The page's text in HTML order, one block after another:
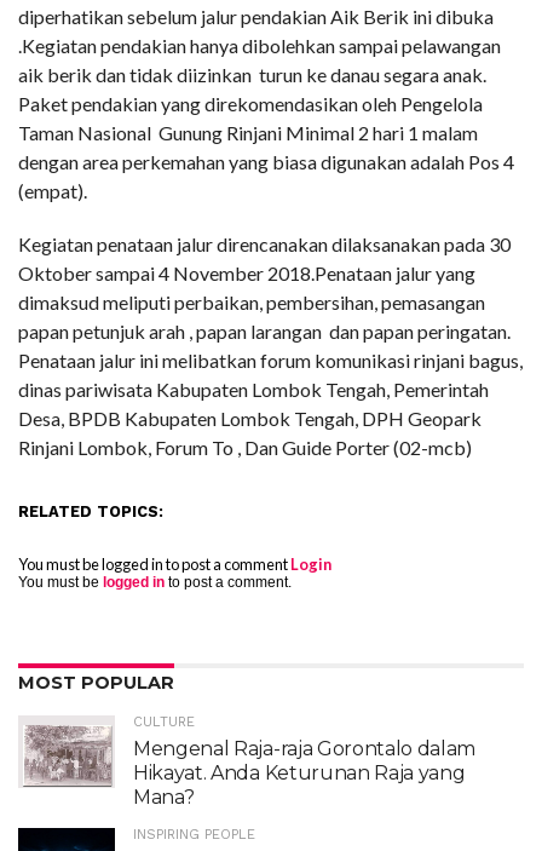
diperhatikan sebelum jalur pendakian Aik Berik ini dibuka
.Kegiatan pendakian hanya dibolehkan sampai pelawangan
aik berik dan tidak diizinkan turun ke danau segara anak.
Paket pendakian yang direkomendasikan oleh Pengelola
Taman Nasional Gunung Rinjani Minimal 2 hari 1 malam
dengan area perkemahan yang biasa digunakan adalah Pos 4
(empat).
Kegiatan penataan jalur direncanakan dilaksanakan pada 30
Oktober sampai 4 November 2018.Penataan jalur yang
dimaksud meliputi perbaikan, pembersihan, pemasangan
papan petunjuk arah , papan larangan dan papan peringatan.
Penataan jalur ini melibatkan forum komunikasi rinjani bagus,
dinas pariwisata Kabupaten Lombok Tengah, Pemerintah
Desa, BPDB Kabupaten Lombok Tengah, DPH Geopark
Rinjani Lombok, Forum To , Dan Guide Porter (02-mcb)
RELATED TOPICS:
You must be logged in to post a commentLogin
You must be logged in to post a comment.
MOST POPULAR
CULTURE
Mengenal Raja-raja Gorontalo dalam
Hikayat. Anda Keturunan Raja yang
Mana?
INSPIRING PEOPLE